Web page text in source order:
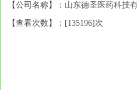
【公司名称】： 山东德圣医药科技
【查看次数】：[135196]次